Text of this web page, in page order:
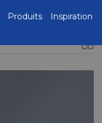
Produits Inspiration